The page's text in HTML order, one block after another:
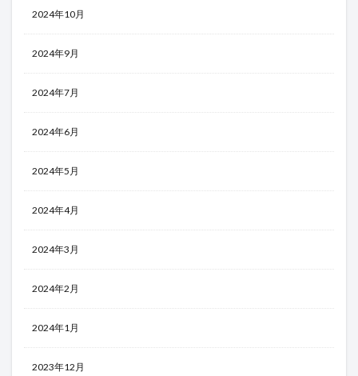
2024年10月
2024年9月
2024年7月
2024年6月
2024年5月
2024年4月
2024年3月
2024年2月
2024年1月
2023年12月